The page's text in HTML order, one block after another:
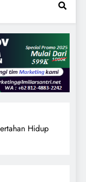
Hidup